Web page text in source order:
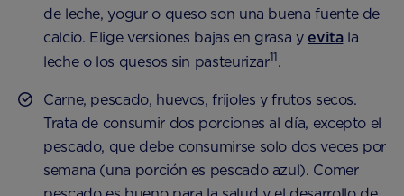
de leche, yogur o queso son una buena fuente de
calcio. Elige versiones bajas en grasa yevitala
leche o los quesos sin pasteurizar11.
Carne, pescado, huevos, frijoles y frutos secos.
Trata de consumir dos porciones al día, excepto el
pescado, que debe consumirse solo dos veces por
semana (una porción es pescado azul). Comer